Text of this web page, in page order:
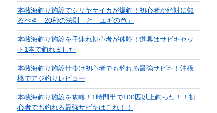
本牧海釣り施設でシリヤケイカが爆釣！初心者が絶対に知
るべき「20秒の法則」と「エギの色」
本牧海釣り施設を子連れ初心者が体験！道具はサビキセッ
ト1本で釣れました
本牧海釣り施設仕掛け初心者でも釣れる最強サビキ！沖桟
橋でアジ釣りレビュー
本牧海釣り施設を攻略！1時間半で100匹以上釣った！！初
心者でも釣れる最強サビキはこれ！！